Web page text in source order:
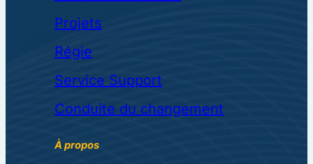
Projets
Régie
Service Support
Conduite du changement
À propos